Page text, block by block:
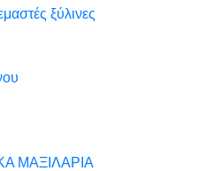
ξύλινες
ΜΑΞΙΛΑΡΙΑ